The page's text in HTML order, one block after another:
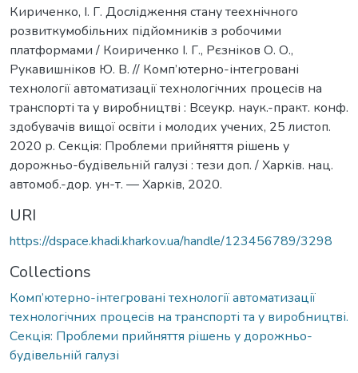
Кириченко, І. Г. Дослідження стану теехнічного
розвиткумобільних підйомників з робочими
платформами / Коириченко І. Г., Рєзніков О. О.,
Рукавишніков Ю. В. // Комп’ютерно-інтегровані
технології автоматизації технологічних процесів на
транспорті та у виробництві : Всеукр. наук.-практ. конф.
здобувачів вищої освіти і молодих учених, 25 листоп.
2020 р. Секція: Проблеми прийняття рішень у
дорожньо-будівельній галузі : тези доп. / Харків. нац.
автомоб.-дор. ун-т. — Харків, 2020.
URI
https://dspace.khadi.kharkov.ua/handle/123456789/3298
Collections
Комп’ютерно-інтегровані технології автоматизації
технологічних процесів на транспорті та у виробництві.
Секція: Проблеми прийняття рішень у дорожньо-
будівельній галузі